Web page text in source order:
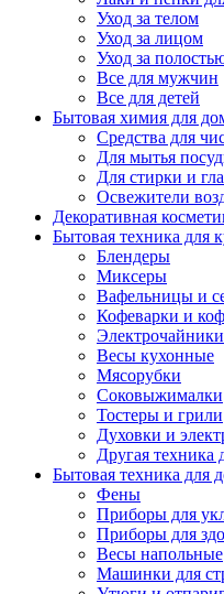
Уход за телом
Уход за лицом
Уход за
Все для мужчин
Все для детей
Бытовая химия для
Средства для
Для мытья
Для стирки и
Освежители
Декоративная
Бытовая техника для
Блендеры
Миксеры
Вафельницы и
Кофеварки и
Электрочайники
Весы кухонные
Мясорубки
Соковыжималки
Тостеры и грили
Духовки и
Другая техника
Бытовая техника для
Фены
Приборы для
Приборы для
Весы напольные
Машинки для